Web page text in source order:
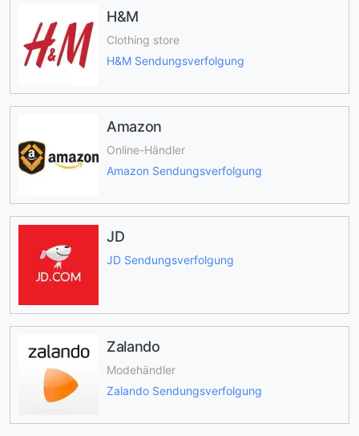
H&M
Clothing store
H&M Sendungsverfolgung
Amazon
Online-Händler
Amazon Sendungsverfolgung
JD
JD Sendungsverfolgung
Zalando
Modehändler
Zalando Sendungsverfolgung